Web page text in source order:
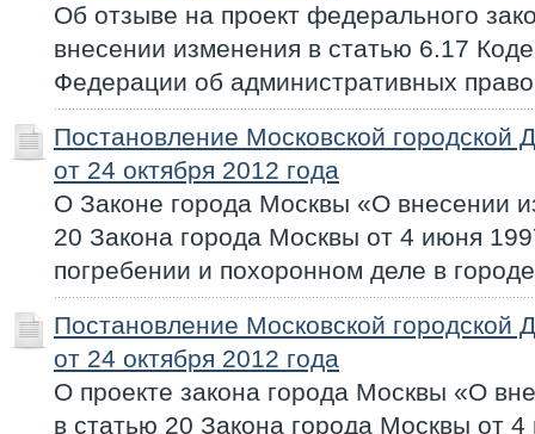
Об отзыве на проект федерального
внесении изменения в статью 6.17
Федерации об административных
Постановление Московской
от 24 октября 2012 года
О Законе города Москвы «О внесении
20 Закона города Москвы от 4 июня
погребении и похоронном деле в
Постановление Московской
от 24 октября 2012 года
О проекте закона города Москвы «О
в статью 20 Закона города Москвы от